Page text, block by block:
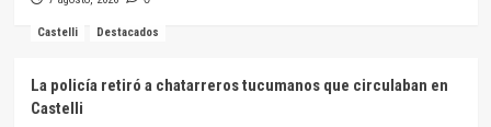
Castelli Destacados
La policía retiró a chatarreros tucumanos que circulaban en
Castelli